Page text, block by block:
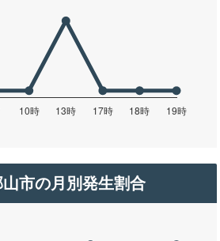
市の月別発生割合